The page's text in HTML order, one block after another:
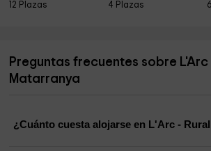
12 Plazas
4 Plazas
Preguntas frecuentes sobre L'Arc
Matarranya
¿Cuánto cuesta alojarse en L'Arc -